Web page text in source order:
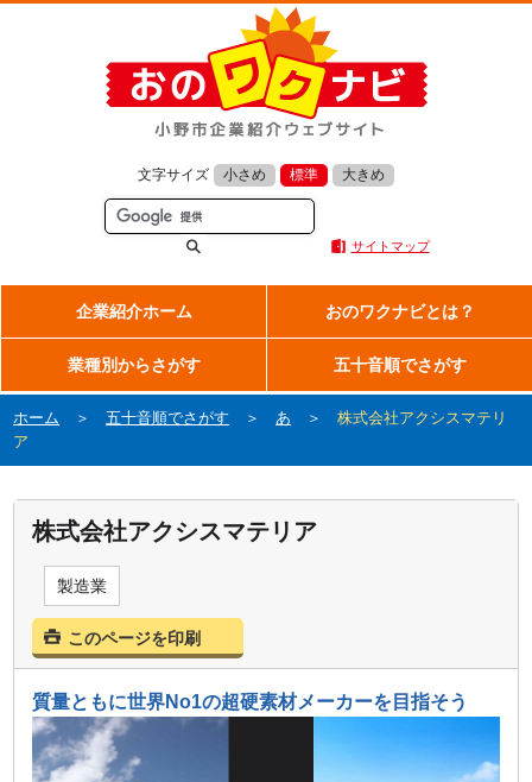
文字サイズ 小さめ 標準 大きめ
サイトマップ
企業紹介ホーム おのワクナビとは？
業種別からさがす 五十音順でさがす
ホーム ＞五十音順でさがす ＞あ ＞株式会社アクシスマテリ
ア
株式会社アクシスマテリア
製造業
このページを印刷
質量ともに世界No1の超硬素材メーカーを目指そう